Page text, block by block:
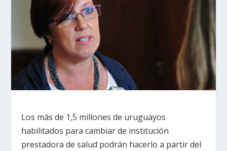
Los más de 1,5 millones de uruguayos
habilitados para cambiar de institución
prestadora de salud podrán hacerlo a partir del